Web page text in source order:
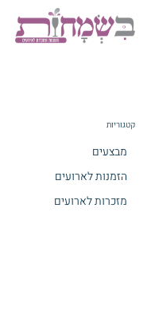
קטגוריות
מבצעים
הזמנות לארועים
מזכרות לארועים